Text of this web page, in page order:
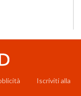
Iscriviti alla